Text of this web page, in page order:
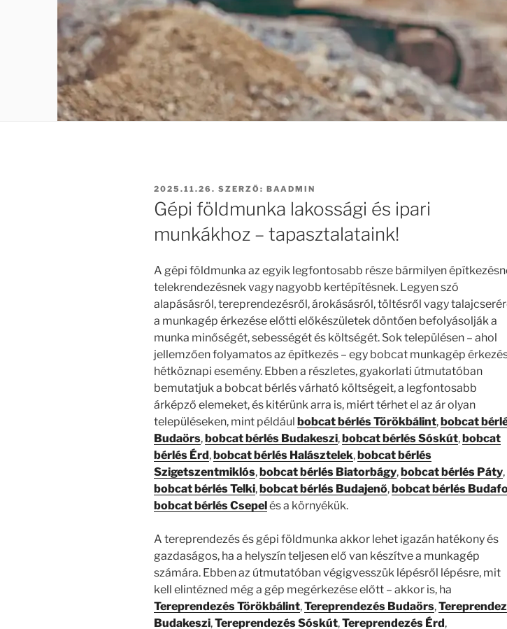
BEKÜLDVE:
2025.11.26. SZERZŐ: BAADMIN
Gépi földmunka lakossági és ipari
munkákhoz – tapasztalataink!
A gépi földmunka az egyik legfontosabb része bármilyen
telekrendezésnek vagy nagyobb kertépítésnek. Legyen szó
alapásásról, tereprendezésről, árokásásról, töltésről vagy
a munkagép érkezése előtti előkészületek döntően befolyásolják a
munka minőségét, sebességét és költségét. Sok településen – ahol
jellemzően folyamatos az építkezés – egy bobcat munkagép
hétköznapi esemény. Ebben a részletes, gyakorlati útmutatóban
bemutatjuk a bobcat bérlés várható költségeit, a legfontosabb
árképző elemeket, és kitérünk arra is, miért térhet el az ár olyan
településeken, mint például bobcat bérlés Törökbálint, bobcat
Budaörs, bobcat bérlés Budakeszi, bobcat bérlés Sóskút, bobcat
bérlés Érd, bobcat bérlés Halásztelek, bobcat bérlés
Szigetszentmiklós, bobcat bérlés Biatorbágy, bobcat bérlés Páty,
bobcat bérlés Telki, bobcat bérlés Budajenő, bobcat bérlés
bobcat bérlés Csepel és a környékük.
A tereprendezés és gépi földmunka akkor lehet igazán hatékony és
gazdaságos, ha a helyszín teljesen elő van készítve a munkagép
számára. Ebben az útmutatóban végigvesszük lépésről lépésre, mit
kell elintézned még a gép megérkezése előtt – akkor is, ha
Tereprendezés Törökbálint,Tereprendezés Budaörs,
Budakeszi,Tereprendezés Sóskút,Tereprendezés Érd,